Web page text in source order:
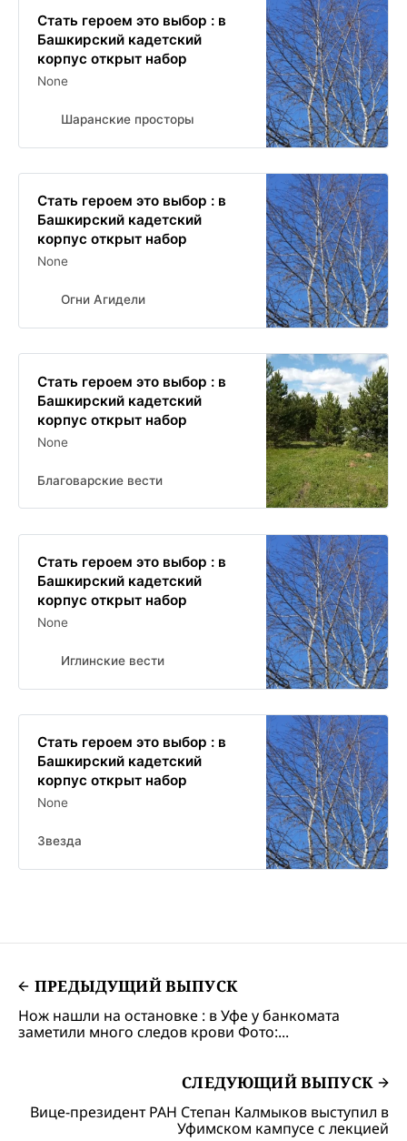
Стать героем это выбор : в
Башкирский кадетский
корпус открыт набор
None
Шаранские просторы
Стать героем это выбор : в
Башкирский кадетский
корпус открыт набор
None
Огни Агидели
Стать героем это выбор : в
Башкирский кадетский
корпус открыт набор
None
Благоварские вести
Стать героем это выбор : в
Башкирский кадетский
корпус открыт набор
None
Иглинские вести
Стать героем это выбор : в
Башкирский кадетский
корпус открыт набор
None
Звезда
ПРЕДЫДУЩИЙ ВЫПУСК
Нож нашли на остановке : в Уфе у банкомата
заметили много следов крови Фото:...
СЛЕДУЮЩИЙ ВЫПУСК
Вице-президент РАН Степан Калмыков выступил в
Уфимском кампусе с лекцией